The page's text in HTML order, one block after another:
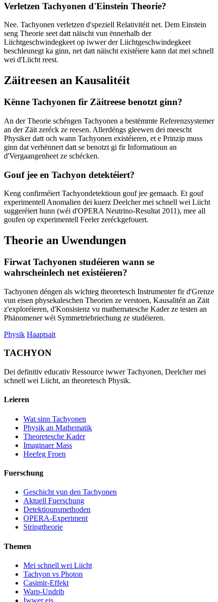
Verletzen Tachyonen d'Einstein Theorie?
Nee. Tachyonen verletzen d'speziell Relativitéit net. Dem Einstein
seng Theorie seet datt näischt vun ënnerhalb der
Liichtgeschwindegkeet op iwwer der Liichtgeschwindegkeet
beschleunegt ka ginn, net datt näischt existéiere kann dat mei schnell
wei d'Liicht reest.
Zäitreesen an Kausalitéit
Kënne Tachyonen fir Zäitreese benotzt ginn?
An der Theorie schéngen Tachyonen a bestëmmte Referenzsystemer
an der Zäit zeréck ze reesen. Allerdéngs gleewen dei meescht
Physiker datt och wann Tachyonen existéieren, et e Prinzip muss
ginn dat verhënnert datt se benotzt gi fir Informatioun an
d'Vergaangenheet ze schécken.
Gouf jee en Tachyon detektéiert?
Keng confirméiert Tachyondetektioun gouf jee gemaach. Et gouf
experimentell Anomalien dei kuerz Deelcher mei schnell wei Liicht
suggeréiert hunn (wéi d'OPERA Neutrino-Resultat 2011), mee all
goufen op experimentell Feeler zeréckgefouert.
Theorie an Uwendungen
Firwat Tachyonen studéieren wann se
wahrscheinlech net existéieren?
Tachyonen déngen als wichteg theoretesch Instrumenter fir d'Grenze
vun eisen physekaleschen Theorien ze verstoen, Kausalitéit an Zäit
z'exploréieren, d'Konsistenz vu mathematesche Kader ze testen an
Phänomener wéi Symmetriebriechung ze studéieren.
Physik Haaptsait
TACHYON
Dei definitiv educativ Ressource iwwer Tachyonen, Deelcher mei
schnell wei Liicht, an theoretesch Physik.
Leieren
Wat sinn Tachyonen
Physik an Mathematik
Theoretesche Kader
Imaginaer Mass
Heefeg Froen
Fuerschung
Geschicht vun den Tachyonen
Aktuell Fuerschung
Detektiounsmethoden
OPERA-Experiment
Stringtheorie
Themen
Mei schnell wei Liicht
Tachyon vs Photon
Casimir-Effekt
Warp-Undrib
Iwwer eis